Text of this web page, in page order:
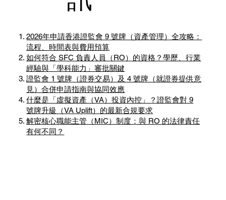
2026年申請香港證監會 9 號牌（資產管理）全攻略：
流程、時間表與費用預算
如何符合 SFC 負責人員（RO）的資格？學歷、行業
經驗與「學科能力」審批關鍵
證監會 1 號牌（證券交易）及 4 號牌（就證券提供意
見）合併申請指南與協同效應
什麼是「虛擬資產（VA）投資內控」？證監會對 9
號牌升級（VA Uplift）的最新合規要求
解密核心職能主管（MIC）制度：與 RO 的法律責任
有何不同？